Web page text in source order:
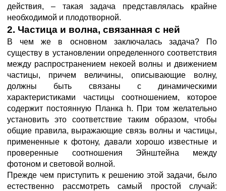
действия, – такая задача представлялась крайне
необходимой и плодотворной.
2. Частица и волна, связанная с ней
В чем же в основном заключалась задача? По
существу в установлении определенного соответствия
между распространением некоей волны и движением
частицы, причем величины, описывающие волну,
должны быть связаны с динамическими
характеристиками частицы соотношением, которое
содержит постоянную Планка h. При том желательно
установить это соответствие таким образом, чтобы
общие правила, выражающие связь волны и частицы,
примененные к фотону, давали хорошо известные и
проверенные соотношения Эйнштейна между
фотоном и световой волной.
Прежде чем приступить к решению этой задачи, было
естественно рассмотреть самый простой случай: